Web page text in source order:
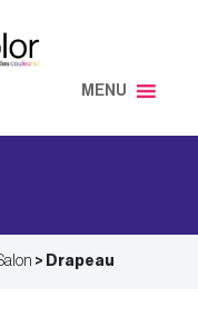
MENU
> Drapeau